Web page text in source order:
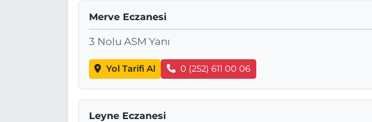
Merve Eczanesi
3 Nolu ASM Yanı
Yol Tarifi Al 0 (252) 611 00 06
Leyne Eczanesi